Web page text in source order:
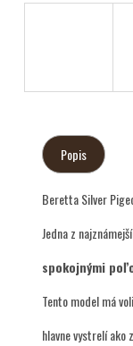
Popis
Beretta Silver
Jedna z
spokojnými
Tento model má
hlavne vystrelí ako